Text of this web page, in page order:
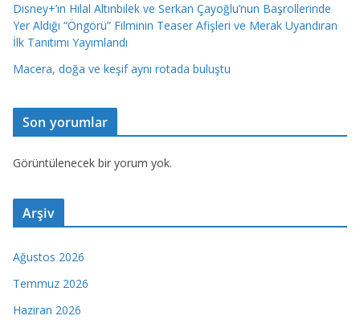
Disney+’ın Hilal Altınbilek ve Serkan Çayoğlu’nun Başrollerinde
Yer Aldığı “Öngörü” Filminin Teaser Afişleri ve Merak Uyandıran
İlk Tanıtımı Yayımlandı
Macera, doğa ve keşif aynı rotada buluştu
Son yorumlar
Görüntülenecek bir yorum yok.
Arşiv
Ağustos 2026
Temmuz 2026
Haziran 2026